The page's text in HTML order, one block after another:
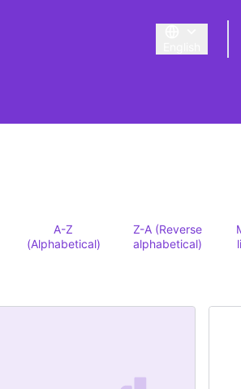
Triar la
A-Z
(Alphabetical)
Z-A (Reverse
alphabetical)